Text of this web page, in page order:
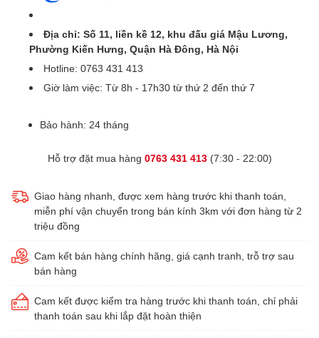
Địa chỉ: Số 11, liền kề 12, khu đấu giá Mậu Lương,
Phường Kiến Hưng, Quận Hà Đông, Hà Nội
Hotline: 0763 431 413
Giờ làm việc: Từ 8h - 17h30 từ thứ 2 đến thứ 7
Bảo hành: 24 tháng
Hỗ trợ đặt mua hàng 0763 431 413(7:30 - 22:00)
Giao hàng nhanh, được xem hàng trước khi thanh toán,
miễn phí vận chuyển trong bán kính 3km với đơn hàng từ 2
triệu đồng
Cam kết bán hàng chính hãng, giá cạnh tranh, trỗ trợ sau
bán hàng
Cam kết được kiểm tra hàng trước khi thanh toán, chỉ phải
thanh toán sau khi lắp đặt hoàn thiện